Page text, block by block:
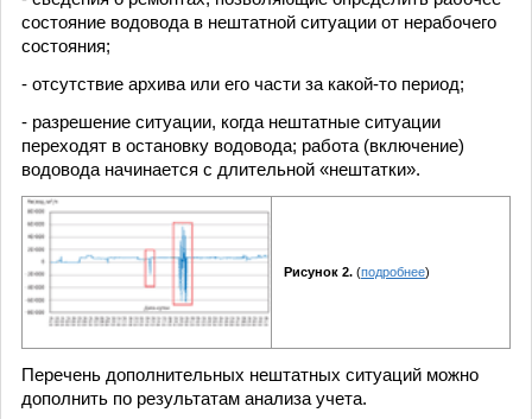
состояние водовода в нештатной ситуации от нерабочего
состояния;
- отсутствие архива или его части за какой-то период;
- разрешение ситуации, когда нештатные ситуации
переходят в остановку водовода; работа (включение)
водовода начинается с длительной «нештатки».
Рисунок 2. (подробнее)
Перечень дополнительных нештатных ситуаций можно
дополнить по результатам анализа учета.